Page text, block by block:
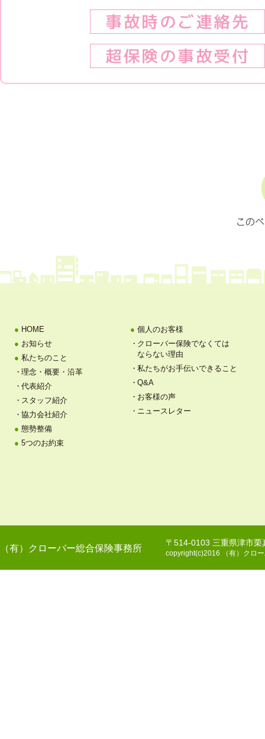
事故時のご連絡先
超保険の事故受付
HOME
お知らせ
私たちのこと
理念・概要・沿革
代表紹介
スタッフ紹介
協力会社紹介
態勢整備
5つのお約束
個人のお客様
クローバー保険でなくては
ならない理由
私たちがお手伝いできること
Q&A
お客様の声
ニュースレター
（有）クローバー総合保険事務所
〒514-0103 三重県津市
copyright(c)2016 （有）クロ